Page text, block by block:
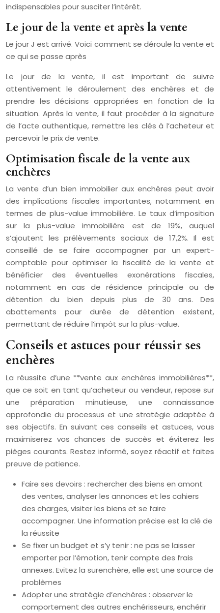
indispensables pour susciter l’intérêt.
Le jour de la vente et après la vente
Le jour J est arrivé. Voici comment se déroule la vente et
ce qui se passe après
Le jour de la vente, il est important de suivre
attentivement le déroulement des enchères et de
prendre les décisions appropriées en fonction de la
situation. Après la vente, il faut procéder à la signature
de l’acte authentique, remettre les clés à l’acheteur et
percevoir le prix de vente.
Optimisation fiscale de la vente aux
enchères
La vente d’un bien immobilier aux enchères peut avoir
des implications fiscales importantes, notamment en
termes de plus-value immobilière. Le taux d’imposition
sur la plus-value immobilière est de 19%, auquel
s’ajoutent les prélèvements sociaux de 17,2%. Il est
conseillé de se faire accompagner par un expert-
comptable pour optimiser la fiscalité de la vente et
bénéficier des éventuelles exonérations fiscales,
notamment en cas de résidence principale ou de
détention du bien depuis plus de 30 ans. Des
abattements pour durée de détention existent,
permettant de réduire l’impôt sur la plus-value.
Conseils et astuces pour réussir ses
enchères
La réussite d’une **vente aux enchères immobilières**,
que ce soit en tant qu’acheteur ou vendeur, repose sur
une préparation minutieuse, une connaissance
approfondie du processus et une stratégie adaptée à
ses objectifs. En suivant ces conseils et astuces, vous
maximiserez vos chances de succès et éviterez les
pièges courants. Restez informé, soyez réactif et faites
preuve de patience.
Faire ses devoirs : rechercher des biens en amont
des ventes, analyser les annonces et les cahiers
des charges, visiter les biens et se faire
accompagner. Une information précise est la clé de
la réussite
Se fixer un budget et s’y tenir : ne pas se laisser
emporter par l’émotion, tenir compte des frais
annexes. Evitez la surenchère, elle est une source de
problèmes
Adopter une stratégie d’enchères : observer le
comportement des autres enchérisseurs, enchérir